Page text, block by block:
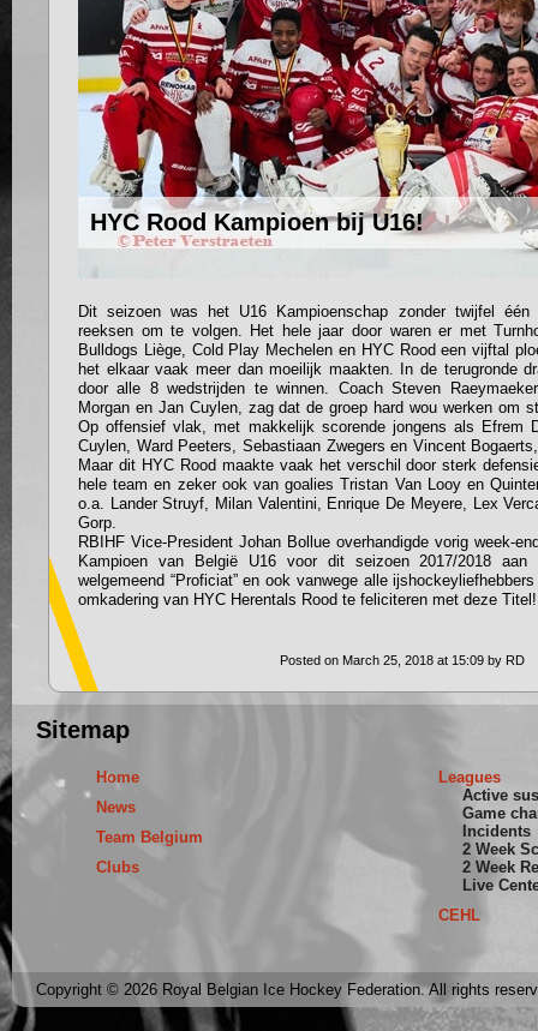
HYC Rood Kampioen bij U16!
Dit seizoen was het U16 Kampioenschap zonder twijfel
reeksen om te volgen. Het hele jaar door waren er met
Bulldogs Liège, Cold Play Mechelen en HYC Rood een vijftal
het elkaar vaak meer dan moeilijk maakten. In de terugronde
door alle 8 wedstrijden te winnen. Coach Steven
Morgan en Jan Cuylen, zag dat de groep hard wou werken om
Op offensief vlak, met makkelijk scorende jongens als Efrem
Cuylen, Ward Peeters, Sebastiaan Zwegers en Vincent
Maar dit HYC Rood maakte vaak het verschil door sterk
hele team en zeker ook van goalies Tristan Van Looy en
o.a. Lander Struyf, Milan Valentini, Enrique De Meyere, Lex
Gorp.
RBIHF Vice-President Johan Bollue overhandigde vorig week-
Kampioen van België U16 voor dit seizoen 2017/2018 aan
welgemeend “Proficiat” en ook vanwege alle
omkadering van HYC Herentals Rood te feliciteren met deze Titel!
Posted on March 25, 2018 at 15:09 by RD
Sitemap
Home
News
Team Belgium
Clubs
Leagues
Active
Game
Incidents
2 Week
2 Week
Live
CEHL
Copyright © 2026 Royal Belgian Ice Hockey Federation. All rights